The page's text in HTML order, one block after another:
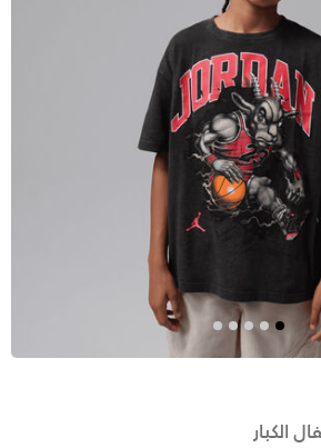
الكبار